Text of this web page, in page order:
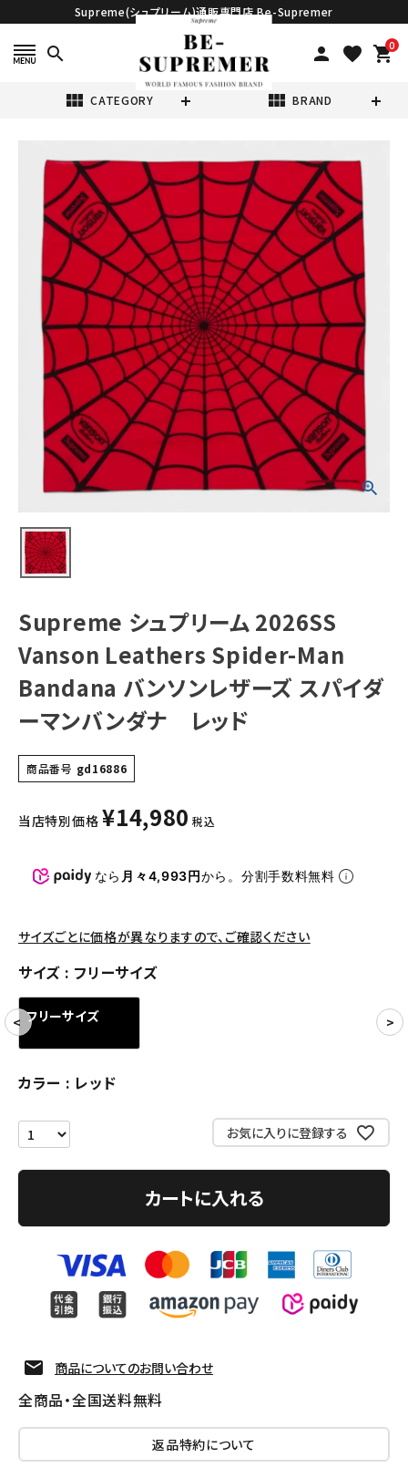
Supreme(シュプリーム)通販専門店 Be-Supremer
search person favorite 0
shopping_cart
view_module CATEGORY view_module BRAND
search
Supreme シュプ
リーム 2026SS
Leathers
Spider-Man
Bandana バンソ
ンレザーズ スパイ
ダーマンバンダ
ナ レッド
(税込)
NEW ITEMS
CATEGORY
Tシャツ・ロングスリーブ
パーカー・トレーナー
キャップ・ハット
ニット帽・ビーニー
バックパック・リュック
その他バッグ類
スニーカー・ブーツ
パンツ・ショーツ
SEASON
CONTENTS
ACCOUNT MENU
Follow us
Supreme シュプリーム 2026SS
Vanson Leathers Spider-Man
Bandana バンソンレザーズ スパイダ
ーマンバンダナ レッド
商品番号 gd16886
当店特別価格 ¥14,980 税込
なら 月々4,993円から。分割手数料無料
サイズごとに価格が異なりますので、ご確認ください
サイズ フリーサイズ
フリーサイズ
カラー レッド
お気に入りに登録する
カートに入れる
商品についてのお問い合わせ
全商品・全国送料無料
返品特約について